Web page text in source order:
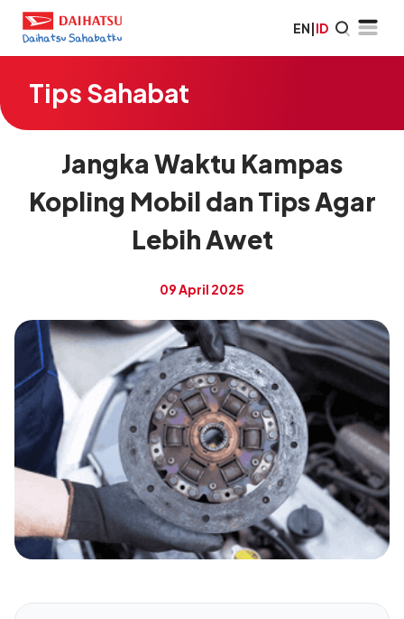
EN|ID
Tips Sahabat
Jangka Waktu Kampas
Kopling Mobil dan Tips Agar
Lebih Awet
09 April 2025